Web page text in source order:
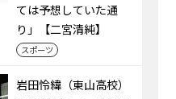
ては予想していた通
り」【二宮清純】
スポーツ
岩田怜緯（東山高校）